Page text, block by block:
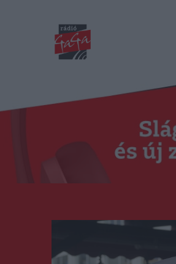
RÁDIÓ
Műsorok
Duma Duba
Podcast és videók
Stáb
Kapcsolat